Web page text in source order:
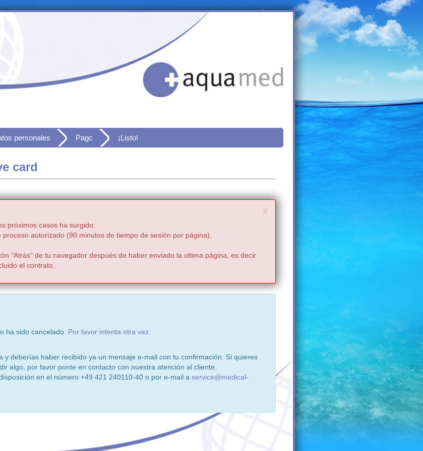
personales Pago ¡Listo!
card
×Close
próximos casos ha surgido:
autorizado (90 minutos de tiempo de sesión por página).
"Atrás" de tu navegador después de haber enviado la ultima página, es decir
el contrato.
ha sido cancelado. Por favor intenta otra vez.
y deberías haber recibido ya un mensaje e-mail con tu confirmación. Si quieres
algo, por favor ponte en contacto con nuestra atención al cliente.
en el número +49 421 240110-40 o por e-mail a service@medical-